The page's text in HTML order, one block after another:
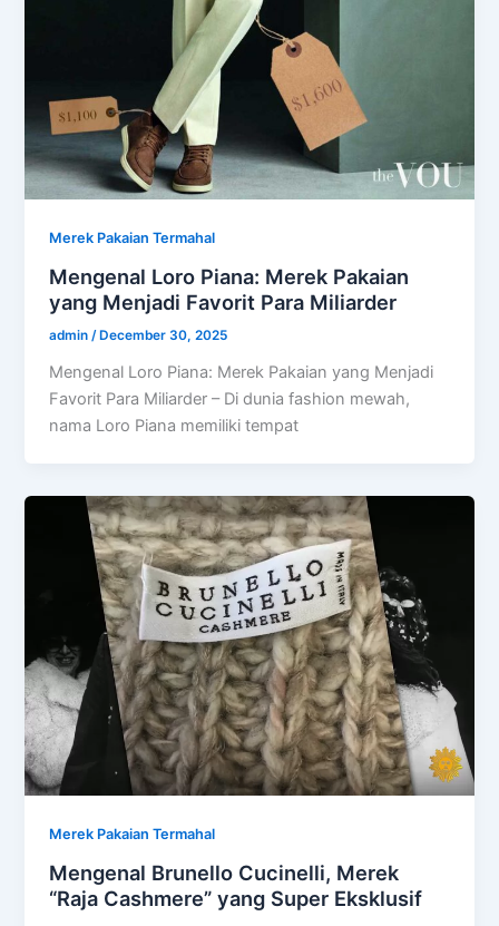
Merek Pakaian Termahal
Mengenal Loro Piana: Merek Pakaian
yang Menjadi Favorit Para Miliarder
admin/ December 30, 2025
Mengenal Loro Piana: Merek Pakaian yang Menjadi
Favorit Para Miliarder – Di dunia fashion mewah,
nama Loro Piana memiliki tempat
Merek Pakaian Termahal
Mengenal Brunello Cucinelli, Merek
“Raja Cashmere” yang Super Eksklusif